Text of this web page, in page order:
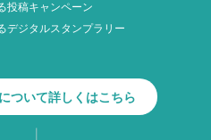
投稿キャンペーン
デジタルスタンプラリー
ついて詳しくはこちら